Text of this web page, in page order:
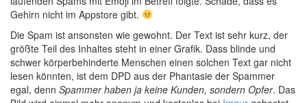
Gehirn nicht im Appstore gibt.
Die Spam ist ansonsten wie gewohnt. Der Text ist sehr kurz, der
größte Teil des Inhaltes steht in einer Grafik. Dass blinde und
schwer körperbehinderte Menschen einen solchen Text gar nicht
lesen könnten, ist dem DPD aus der Phantasie der Spammer
egal, denn Spammer haben ja keine Kunden, sondern Opfer. Das